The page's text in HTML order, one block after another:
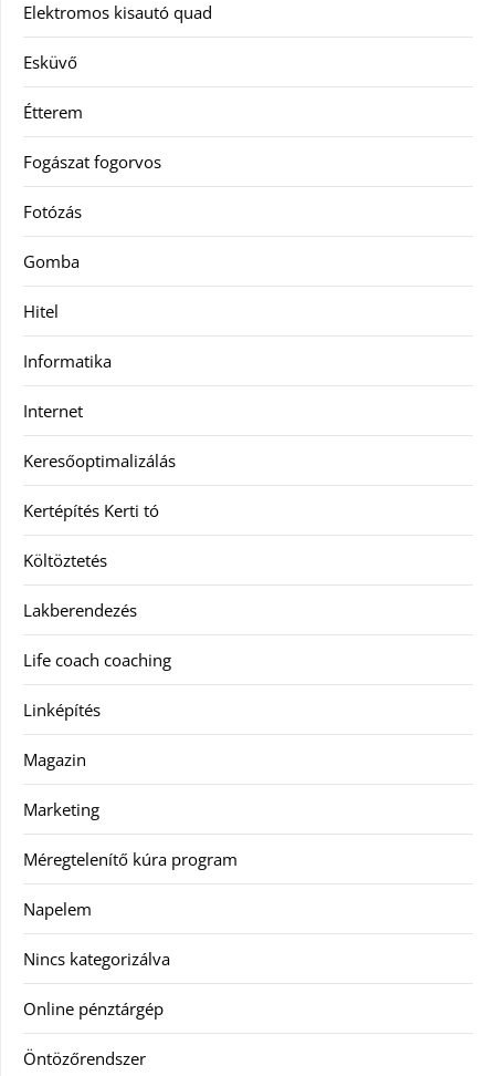
Elektromos kisautó quad
Esküvő
Étterem
Fogászat fogorvos
Fotózás
Gomba
Hitel
Informatika
Internet
Keresőoptimalizálás
Kertépítés Kerti tó
Költöztetés
Lakberendezés
Life coach coaching
Linképítés
Magazin
Marketing
Méregtelenítő kúra program
Napelem
Nincs kategorizálva
Online pénztárgép
Öntözőrendszer